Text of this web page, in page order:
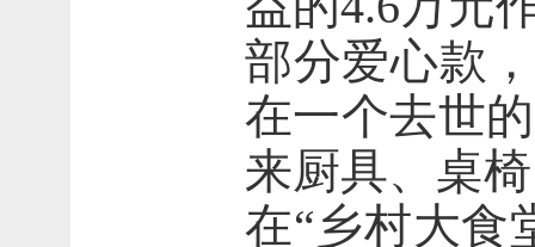
部分爱心款
在一个去世
来厨具、桌
在“乡村大食